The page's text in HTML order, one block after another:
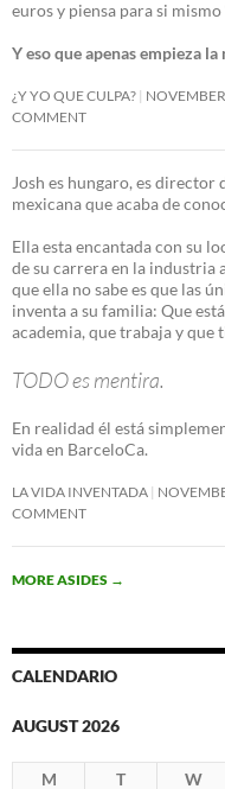
euros y piensa para si mismo
Y eso que apenas empieza la
¿Y YO QUE CULPA?
COMMENT
Josh es hungaro, es director
mexicana que acaba de
Ella esta encantada con su
de su carrera en la industria
que ella no sabe es que las
inventa a su familia: Que
academia, que trabaja y que
TODO es mentira.
En realidad él está
vida en BarceloCa.
LA VIDA INVENTADA
COMMENT
MORE ASIDES →
CALENDARIO
AUGUST 2026
M T W